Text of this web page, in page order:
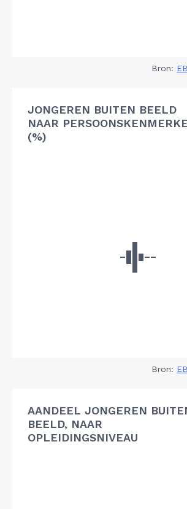
Bron:
JONGEREN BUITEN BEELD
NAAR
(%)
Bron:
AANDEEL JONGEREN
BEELD, NAAR
OPLEIDINGSNIVEAU